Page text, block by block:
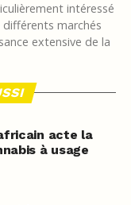
intéressé
marchés
extensive de la
acte la
à usage